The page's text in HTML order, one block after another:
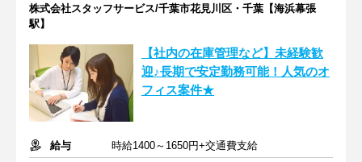
株式会社スタッフサービス/千葉市花見川区・千葉【海浜幕張
駅】
【社内の在庫管理など】未経験歓
迎♪長期で安定勤務可能！人気のオ
フィス案件★
給与
時給1400～1650円+交通費支給